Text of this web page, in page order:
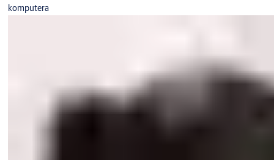
komputera